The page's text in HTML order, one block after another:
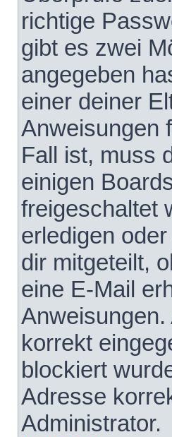
richtige
gibt es zwei
angegeben
einer deiner
Anweisungen
Fall ist, muss
einigen
freigeschaltet
erledigen
dir mitgeteilt,
eine E-Mail
korrekt
blockiert
Adresse
Administrator.